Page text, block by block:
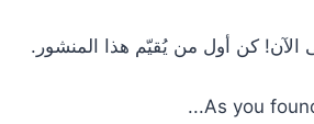
الآن! كن أول من يُقيّم هذا المنشور.
As you